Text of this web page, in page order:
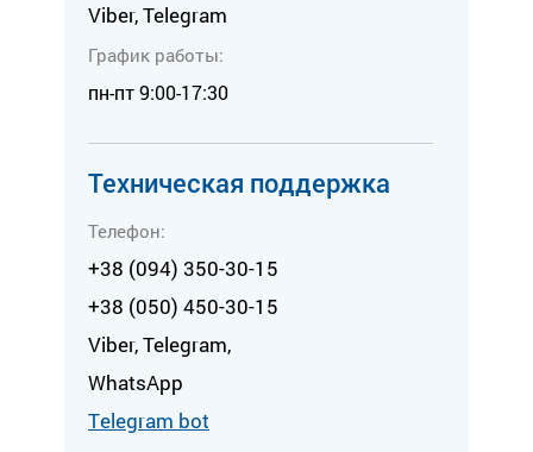
Viber, Telegram
График работы:
пн-пт 9:00-17:30
Техническая поддержка
Телефон:
+38 (094) 350-30-15
+38 (050) 450-30-15
Viber, Telegram,
WhatsApp
Тelegram bot